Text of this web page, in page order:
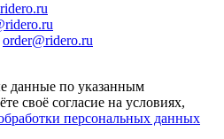
order@ridero.ru
данные по указанным
своё согласие на условиях,
персональных данных